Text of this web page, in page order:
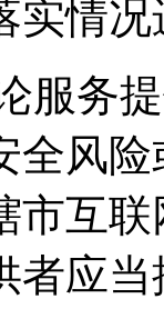
实情
服务
全风
市互
者应